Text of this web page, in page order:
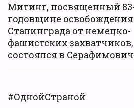
Митинг, посвященный
годовщине освобождения
Сталинграда от немецко-
фашистских захватчиков,
состоялся в
#ОднойСтраной